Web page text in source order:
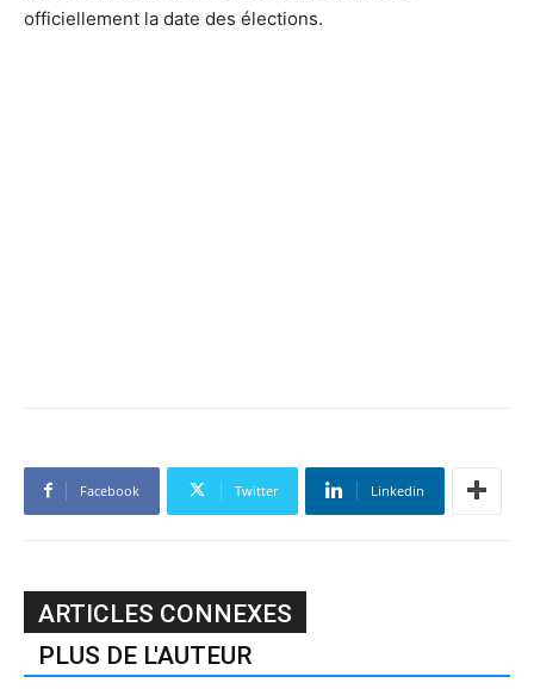
officiellement la date des élections.
Facebook Twitter Linkedin
ARTICLES CONNEXES
PLUS DE L'AUTEUR